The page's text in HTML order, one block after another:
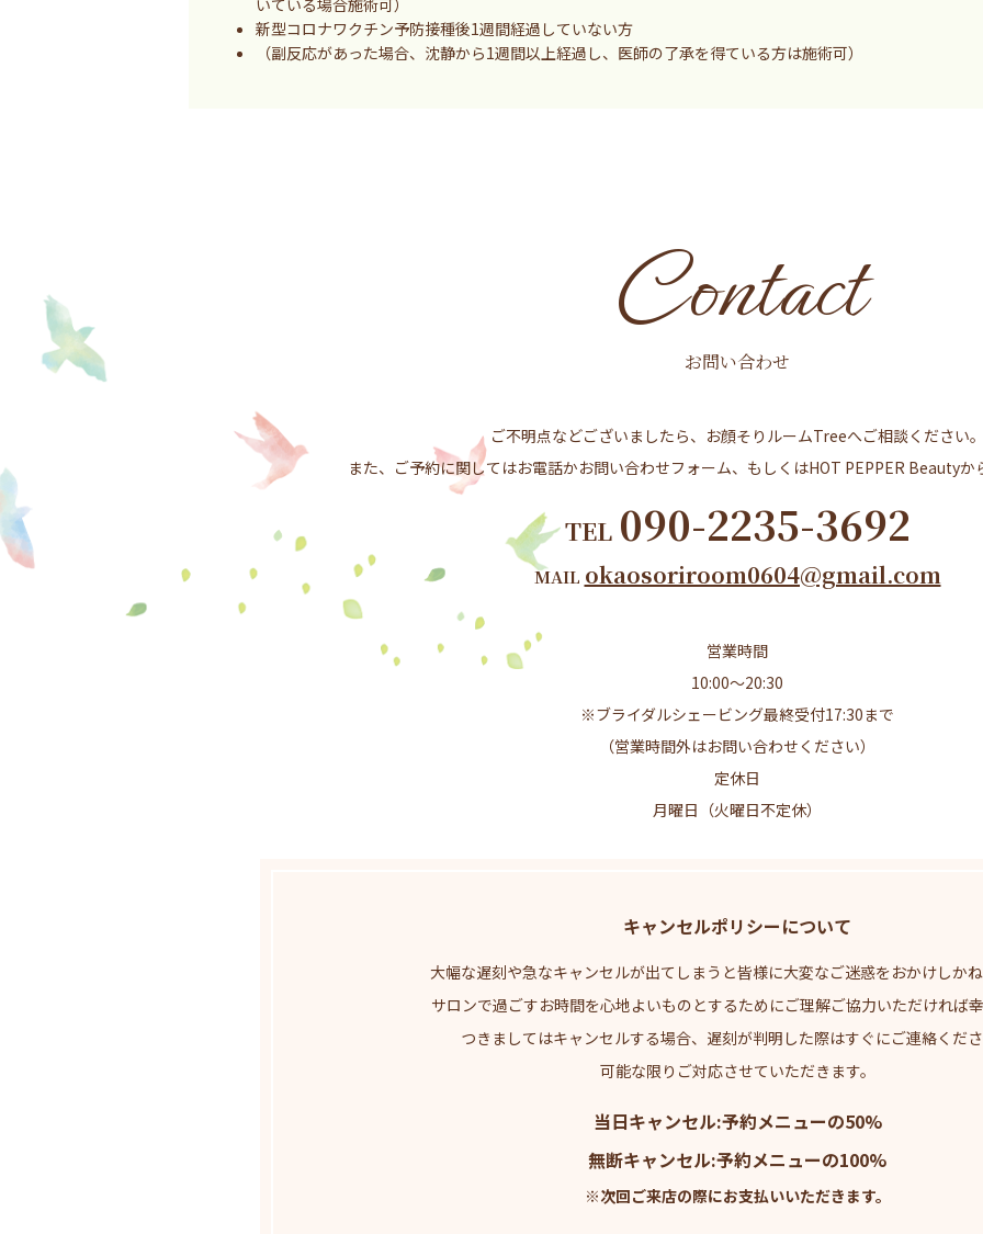
いている場合施術可）
新型コロナワクチン予防接種後1週間経過していない方
（副反応があった場合、沈静から1週間以上経過し、医師の了承を得ている方は施術可）
Contact
お問い合わせ
ご不明点などございましたら、お顔そりルームTreeへご相談ください
また、ご予約に関してはお電話かお問い合わせフォーム、もしくはHOT PEPPER Beautyか
TEL 090-2235-3692
MAIL okaosoriroom0604@gmail.com
営業時間
10:00～20:30
※ブライダルシェービング最終受付17:30まで
（営業時間外はお問い合わせください）
定休日
月曜日（火曜日不定休）
キャンセルポリシーについて
大幅な遅刻や急なキャンセルが出てしまうと皆様に大変なご迷惑をおかけしか
サロンで過ごすお時間を心地よいものとするためにご理解ご協力いただければ
つきましてはキャンセルする場合、遅刻が判明した際はすぐにご連絡くだ
可能な限りご対応させていただきます。
当日キャンセル:予約メニューの50%
無断キャンセル:予約メニューの100%
※次回ご来店の際にお支払いいただきます。